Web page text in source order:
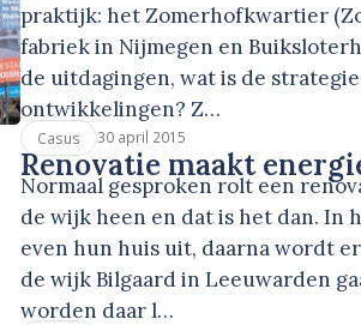
praktijk: het Zomerhofkwartier
fabriek in Nijmegen en
de uitdagingen, wat is de
ontwikkelingen? Z…
Casus 30 april 2015
Renovatie maakt
Normaal gesproken rolt een
de wijk heen en dat is het dan. In
even hun huis uit, daarna wordt
de wijk Bilgaard in Leeuwarden
worden daar l…